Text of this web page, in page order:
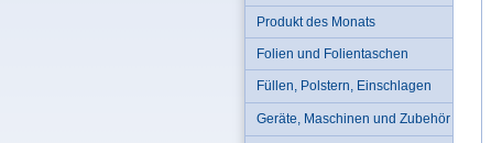
Produkt des Monats
Folien und Folientaschen
Füllen, Polstern, Einschlagen
Geräte, Maschinen und Zubehör